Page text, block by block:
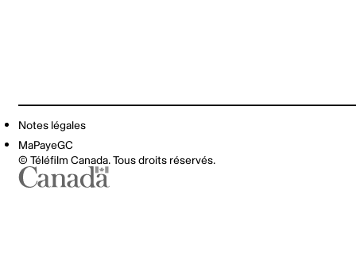
Notes légales
MaPayeGC
© Téléfilm Canada. Tous droits réservés.